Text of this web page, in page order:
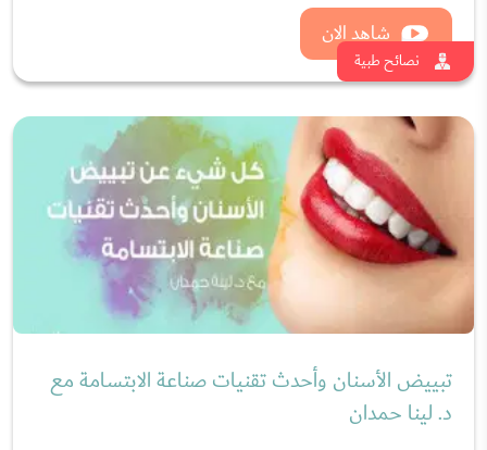
نصائح طبية
طريقة علاج الشقيقة والصداع النصفي بالبوتكس مع
د.غادة الجيوسي
شاهد الان